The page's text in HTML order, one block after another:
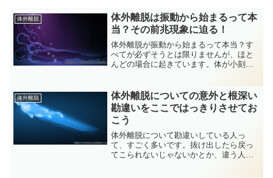
体外離脱
体外離脱は振動から始まるって本
当？その前兆現象に迫る！
体外離脱が振動から始まるって本当？す
べてが必ずそうとは限りませんが、ほと
んどの場合に起きています。体が小刻み
の体験談も交えて説明していきたいと思
います。
体外離脱
体外離脱についての意外と根深い
勘違いをここではっきりさせてお
こう
体外離脱について勘違いしている人っ
て、すごく多いです。抜け出したら戻っ
てこられないじゃないかとか、違う人の